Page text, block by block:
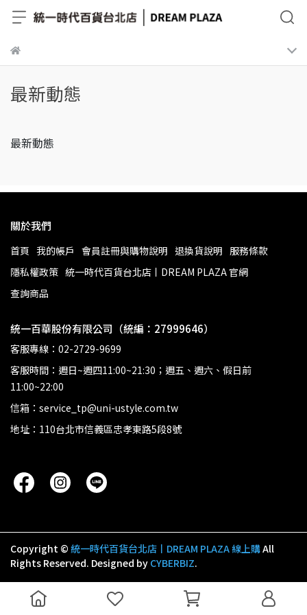
最新動態
最新動態
關於我們
首頁 我的帳戶 會員註冊與購物說明 退換貨說明 服務條款
隱私權政策 統一時代百貨台北店丨DREAM PLAZA 官網
查詢商品
統一百華股份有限公司（統編：27999646）
客服專線：02-2729-9699
客服時間：週日~週四11:00~21:30；週五、週六、假日前
11:00~22:00
信箱：service_tp@uni-ustyle.com.tw
地址：110台北市信義區忠孝東路5段8號
Copyright © 統一時代百貨台北店丨DREAM PLAZA 線上購All
Rights Reserved. Designed by CYBERBIZ.